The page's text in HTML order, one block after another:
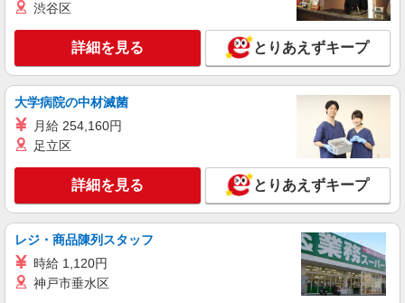
時給1550円〜2187円 ＜日払い有/週払い有/交
通費全支給(ガソリン代含む)＞
福井市内 最寄り駅：越前花堂
キープ 詳細を見る
派遣社員
株式会社kotrio /●KY-H-1991425
福井＊グループホームSTAFF＊生活のサポー
ト業務を担当
時給1550円〜2187円 ＜日払い有/週払い有/交
通費全支給(ガソリン代含む)＞
詳細を見る
渋谷区
詳細を見る とりあえずキープ
大学病院の中材滅菌
月給 254,160円
足立区
詳細を見る とりあえずキープ
レジ・商品陳列スタッフ
時給 1,120円
神戸市垂水区